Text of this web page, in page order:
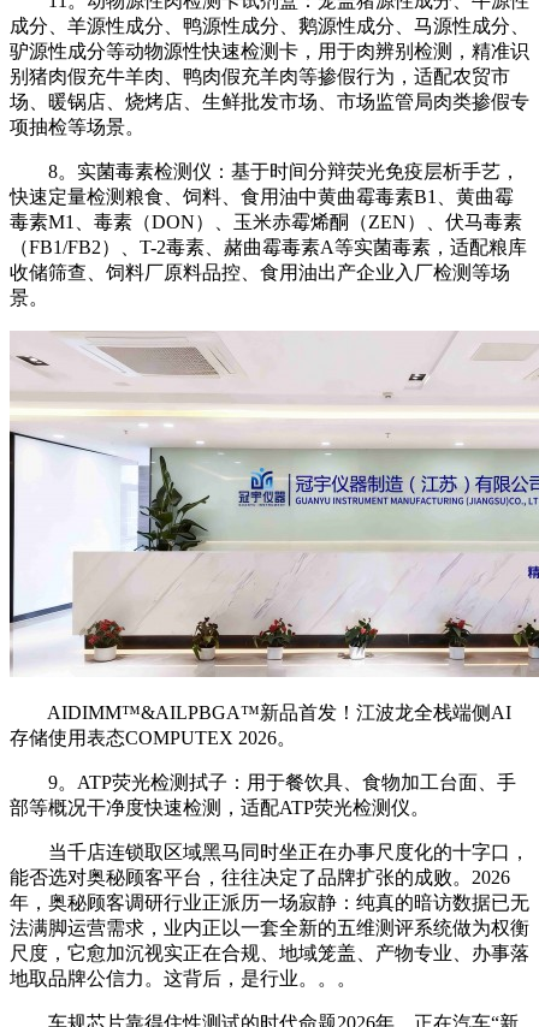
成分、羊源性成分、鸭源性成分、鹅源性成分、马源性成分、
驴源性成分等动物源性快速检测卡，用于肉辨别检测，精准识
别猪肉假充牛羊肉、鸭肉假充羊肉等掺假行为，适配农贸市
场、暖锅店、烧烤店、生鲜批发市场、市场监管局肉类掺假专
项抽检等场景。
8。实菌毒素检测仪：基于时间分辩荧光免疫层析手艺，
快速定量检测粮食、饲料、食用油中黄曲霉毒素B1、黄曲霉
毒素M1、毒素（DON）、玉米赤霉烯酮（ZEN）、伏马毒素
（FB1/FB2）、T-2毒素、赭曲霉毒素A等实菌毒素，适配粮库
收储筛查、饲料厂原料品控、食用油出产企业入厂检测等场
景。
AIDIMM™&AILPBGA™新品首发！江波龙全栈端侧AI
存储使用表态COMPUTEX 2026。
9。ATP荧光检测拭子：用于餐饮具、食物加工台面、手
部等概况干净度快速检测，适配ATP荧光检测仪。
当千店连锁取区域黑马同时坐正在办事尺度化的十字口，
能否选对奥秘顾客平台，往往决定了品牌扩张的成败。2026
年，奥秘顾客调研行业正派历一场寂静：纯真的暗访数据已无
法满脚运营需求，业内正以一套全新的五维测评系统做为权衡
尺度，它愈加沉视实正在合规、地域笼盖、产物专业、办事落
地取品牌公信力。这背后，是行业。。。
车规芯片靠得住性测试的时代命题2026年，正在汽车“新